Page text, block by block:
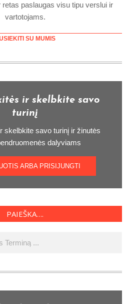
retas paslaugas visu tipu verslui ir
vartotojams.
SU MUMIS
ir skelbkite savo
turinį
skelbkite savo turinį ir žinutės
dalyviams
ARBA PRISIJUNGTI
PAIEŠKA….